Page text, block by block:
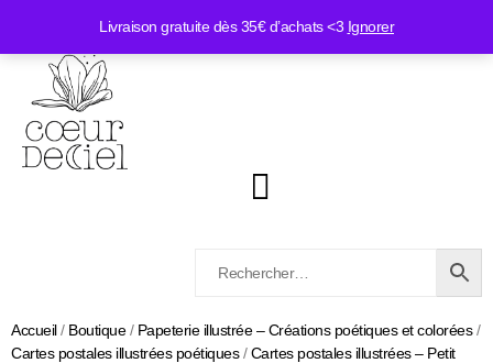
Livraison gratuite dès 35€ d’achats <3 Ignorer
Accueil/ Boutique/ Papeterie illustrée – Créations poétiques et colorées/
Cartes postales illustrées poétiques/Cartes postales illustrées – Petit